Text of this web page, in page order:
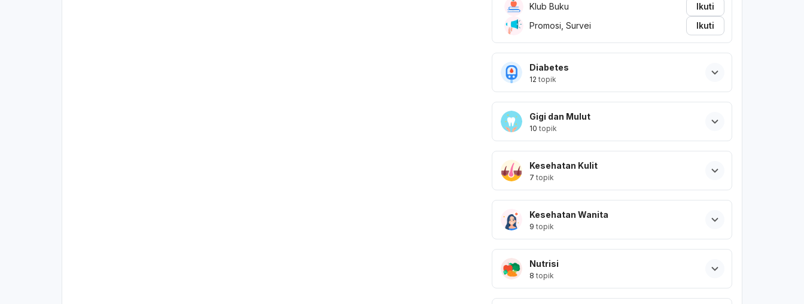
Klub Buku
Ikuti
Promosi, Survei
Ikuti
Diabetes
12 topik
Gigi dan Mulut
10 topik
Kesehatan Kulit
7 topik
Kesehatan Wanita
9 topik
Nutrisi
8 topik